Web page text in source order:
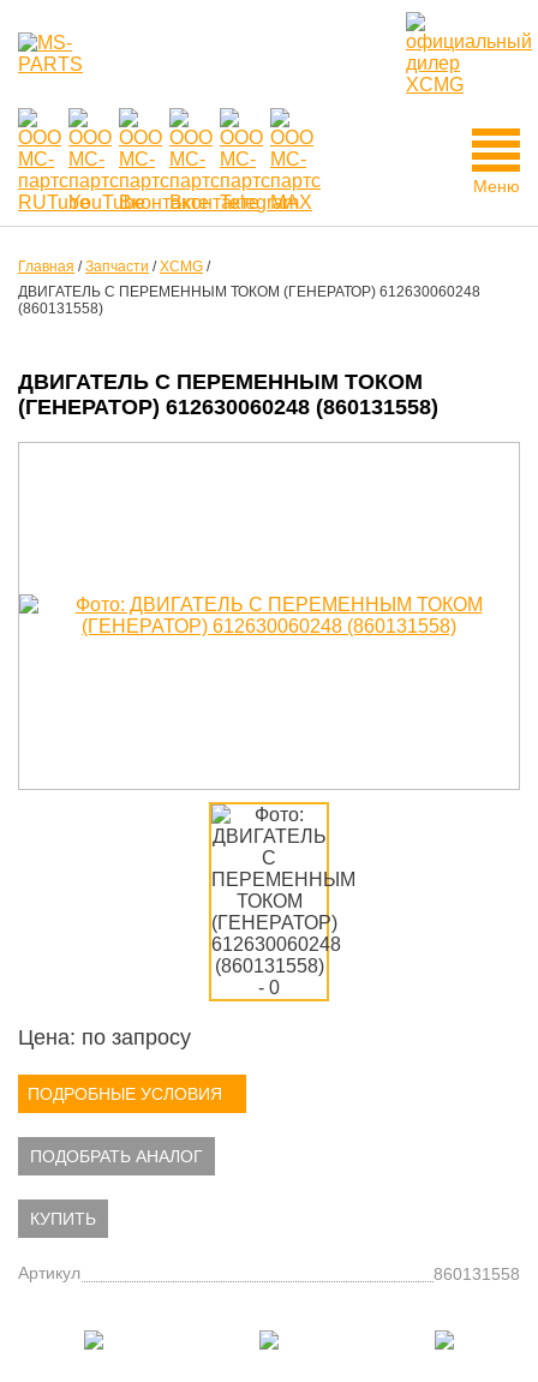
Меню
Главная /Запчасти /XCMG /
ДВИГАТЕЛЬ С ПЕРЕМЕННЫМ ТОКОМ (ГЕНЕРАТОР) 612630060248
(860131558)
ДВИГАТЕЛЬ С ПЕРЕМЕННЫМ ТОКОМ
(ГЕНЕРАТОР) 612630060248 (860131558)
Цена: по запросу
ПОДРОБНЫЕ УСЛОВИЯ
ПОДОБРАТЬ АНАЛОГ
КУПИТЬ
Артикул 860131558